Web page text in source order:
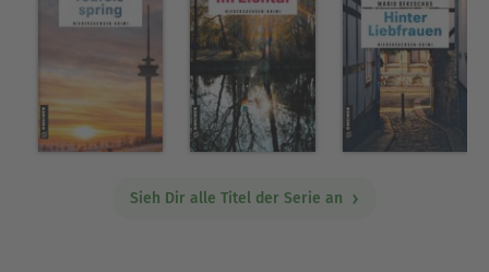
Sieh Dir alle Titel der Serie an